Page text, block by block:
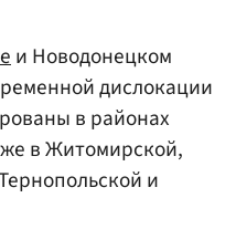
и Новодонецком
дислокации
в районах
в Житомирской,
и